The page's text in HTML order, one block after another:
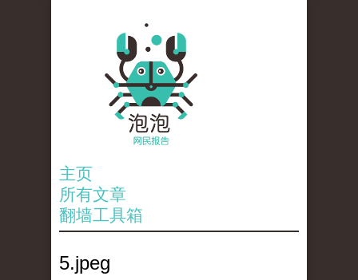
主页
所有文章
翻墙工具箱
5.jpeg